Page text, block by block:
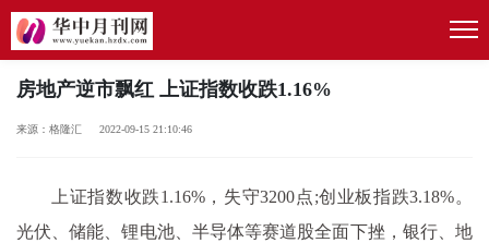
房地产逆市飘红 上证指数收跌1.16%
来源：格隆汇 2022-09-15 21:10:46
上证指数收跌1.16%，失守3200点;创业板指跌3.18%。
光伏、储能、锂电池、半导体等赛道股全面下挫，银行、地